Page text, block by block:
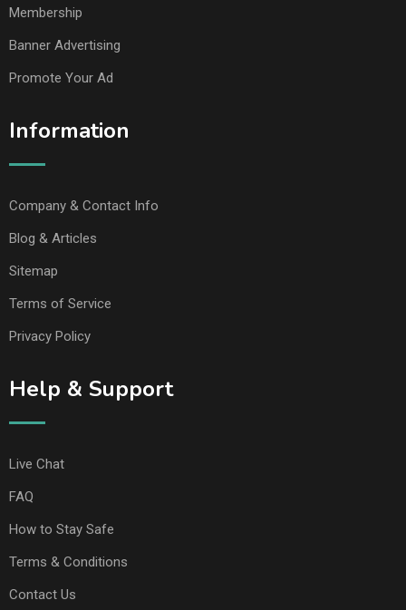
Membership
Banner Advertising
Promote Your Ad
Information
Company & Contact Info
Blog & Articles
Sitemap
Terms of Service
Privacy Policy
Help & Support
Live Chat
FAQ
How to Stay Safe
Terms & Conditions
Contact Us